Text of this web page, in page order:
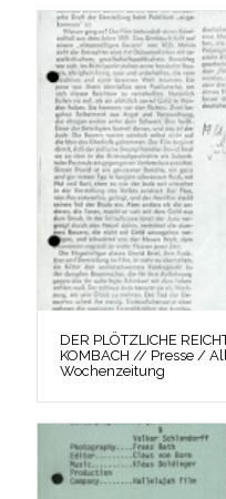
DER PLÖTZLICHE
KOMBACH // Presse /
Wochenzeitung